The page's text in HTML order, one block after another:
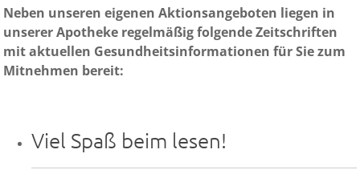
Neben unseren eigenen Aktionsangeboten liegen in
unserer Apotheke regelmäßig folgende Zeitschriften
mit aktuellen Gesundheitsinformationen für Sie zum
Mitnehmen bereit:
Viel Spaß beim lesen!